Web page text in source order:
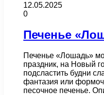
12.05.2025
0
Печенье
Печенье «Лошадь»
праздник, на Новый
подсластить будни
фантазия или
песочное печенье.